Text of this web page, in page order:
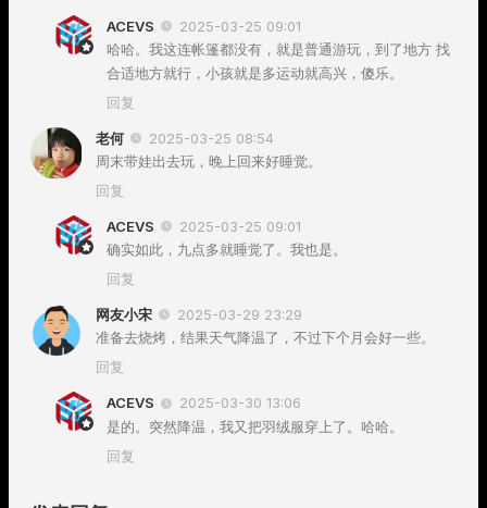
ACEVS
2025-03-25 09:01
哈哈。我这连帐篷都没有，就是普通游玩，到了地方 找
合适地方就行，小孩就是多运动就高兴，傻乐。
回复
老何
2025-03-25 08:54
周末带娃出去玩，晚上回来好睡觉。
回复
ACEVS
2025-03-25 09:01
确实如此，九点多就睡觉了。我也是。
回复
网友小宋
2025-03-29 23:29
准备去烧烤，结果天气降温了，不过下个月会好一些。
回复
ACEVS
2025-03-30 13:06
是的。突然降温，我又把羽绒服穿上了。哈哈。
回复